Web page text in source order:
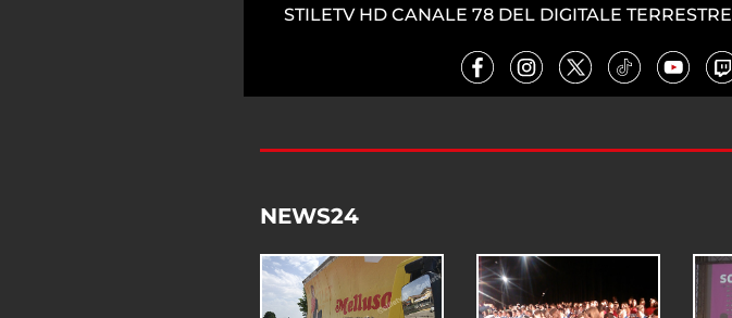
STILETV HD CANALE 78 DEL DIGITALE TERRESTRE
NEWS24